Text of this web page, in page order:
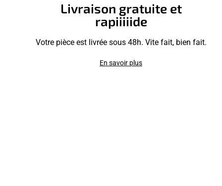
Livraison gratuite et
rapiiiiide
Votre pièce est livrée sous 48h. Vite fait, bien fait.
En savoir plus